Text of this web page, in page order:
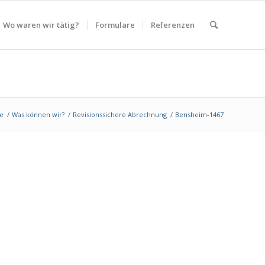
Wo waren wir tätig? Formulare Referenzen
/ Was können wir? / Revisionssichere Abrechnung / Bensheim-1467